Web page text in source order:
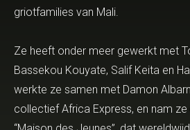
griotfamilies van Mali.
Ze heeft onder meer gewerkt met
Bassekou Kouyate, Salif Keita en
werkte ze samen met Damon
collectief Africa Express, en nam